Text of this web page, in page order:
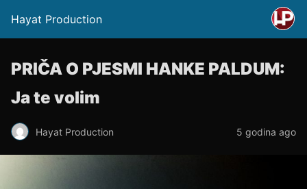
Hayat Production
PRIČA O PJESMI HANKE PALDUM:
Ja te volim
Hayat Production 5 godina ago